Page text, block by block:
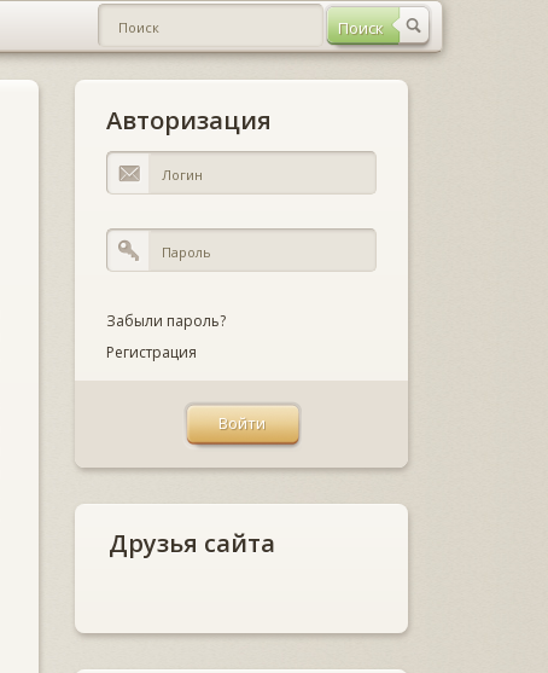
Авторизация
Забыли пароль?
Регистрация
Друзья сайта